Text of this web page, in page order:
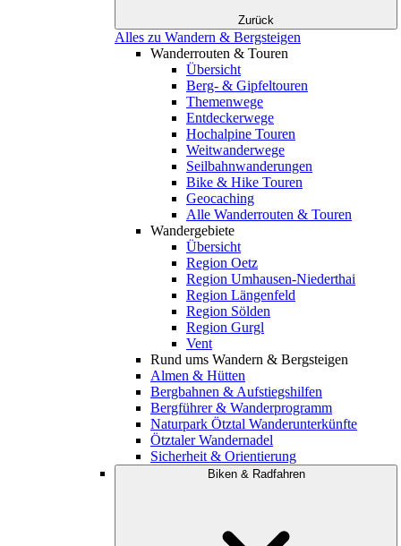
Zurück
Alles zu Wandern & Bergsteigen
Wanderrouten & Touren
Übersicht
Berg- & Gipfeltouren
Themenwege
Entdeckerwege
Hochalpine Touren
Weitwanderwege
Seilbahnwanderungen
Bike & Hike Touren
Geocaching
Alle Wanderrouten & Touren
Wandergebiete
Übersicht
Region Oetz
Region Umhausen-Niederthai
Region Längenfeld
Region Sölden
Region Gurgl
Vent
Rund ums Wandern & Bergsteigen
Almen & Hütten
Bergbahnen & Aufstiegshilfen
Bergführer & Wanderprogramm
Naturpark Ötztal Wanderunterkünfte
Ötztaler Wandernadel
Sicherheit & Orientierung
Biken & Radfahren